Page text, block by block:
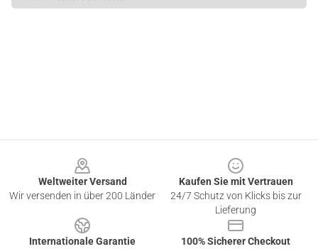
Weltweiter Versand
Wir versenden in über 200 Länder
Kaufen Sie mit Vertrauen
24/7 Schutz von Klicks bis zur
Lieferung
Internationale Garantie
100% Sicherer Checkout